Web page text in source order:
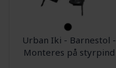
Urban Iki - Barnestol -
Monteres på styrpind